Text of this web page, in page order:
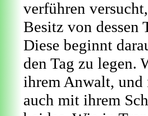
verführen
Besitz von dessen
Diese beginnt
den Tag zu legen.
ihrem Anwalt, und
auch mit ihrem